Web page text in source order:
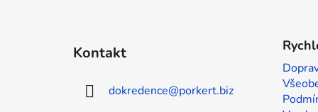
Kontakt
dokredence@porkert.biz